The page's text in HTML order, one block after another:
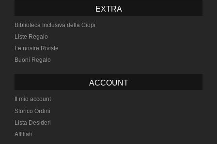
EXTRA
Biblioteca Inclusiva della Ciopi
Liste Regalo
Le nostre Riviste
Buoni Regalo
ACCOUNT
Il mio account
Storico Ordini
Lista Desideri
Affiliati